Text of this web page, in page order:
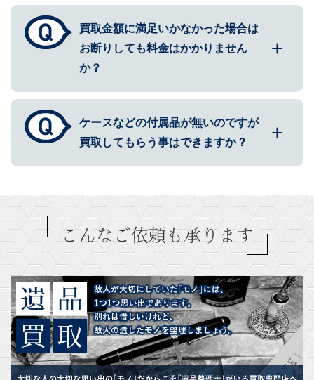
買取金額に満足いかなかった場合は
お断りしても料金はかかりません
か？
ケースなどの付属品が無いのですが
買取してもらう事はできますか？
こんなご依頼も承ります